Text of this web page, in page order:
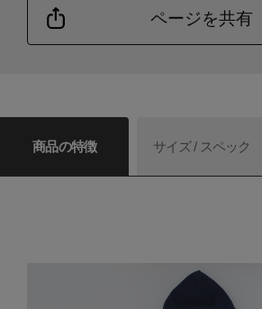
ページを共有
商品の特徴 サイズ / スペック